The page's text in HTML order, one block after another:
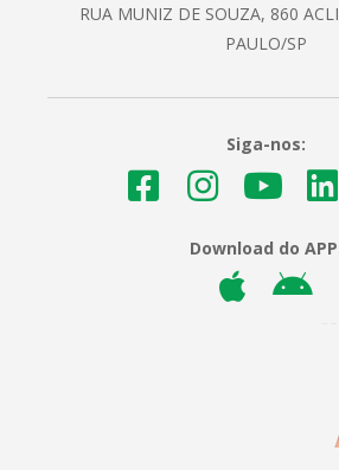
RUA MUNIZ DE SOUZA, 860
PAULO/SP
Siga-nos:
Download do